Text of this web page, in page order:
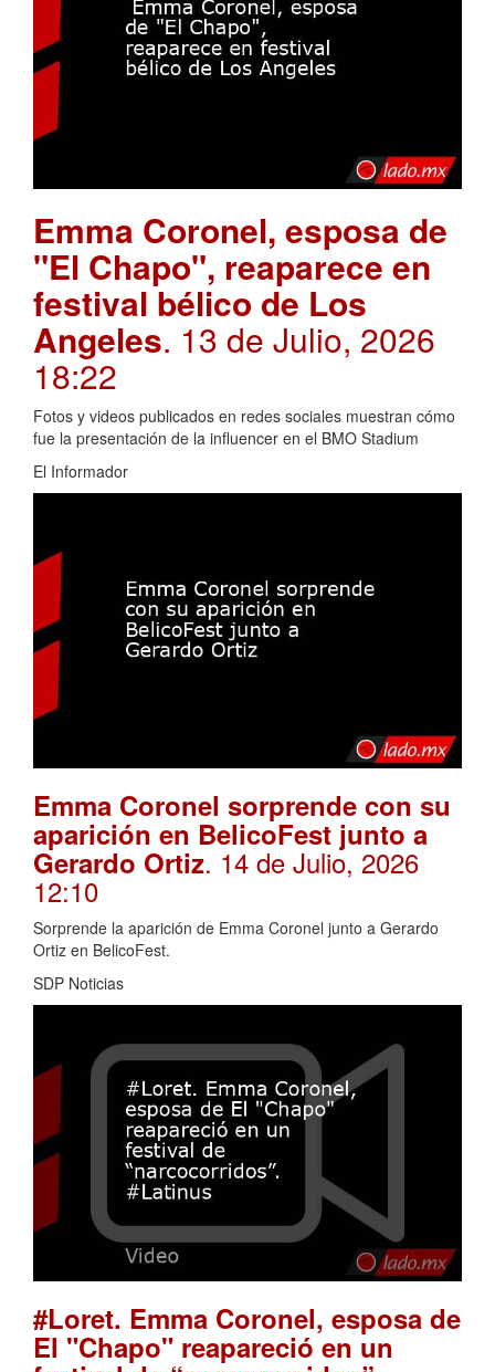
Emma Coronel, esposa de
"El Chapo", reaparece en
festival bélico de Los
Angeles. 13 de Julio, 2026
18:22
Fotos y videos publicados en redes sociales muestran cómo
fue la presentación de la influencer en el BMO Stadium
El Informador
Emma Coronel sorprende con su
aparición en BelicoFest junto a
Gerardo Ortiz. 14 de Julio, 2026
12:10
Sorprende la aparición de Emma Coronel junto a Gerardo
Ortiz en BelicoFest.
SDP Noticias
#Loret. Emma Coronel, esposa de
El "Chapo" reapareció en un